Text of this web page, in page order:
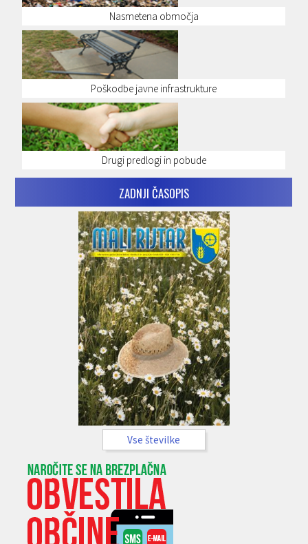
Nasmetena območja
Poškodbe javne infrastrukture
Drugi predlogi in pobude
ZADNJI ČASOPIS
Vse številke